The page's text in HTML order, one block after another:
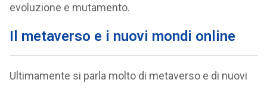
evoluzione e mutamento.
Il metaverso e i nuovi mondi online
Ultimamente si parla molto di metaverso e di nuovi